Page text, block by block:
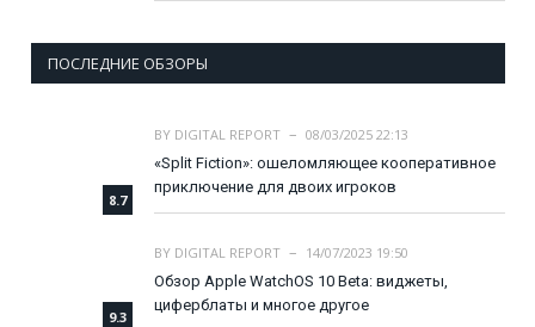
ПОСЛЕДНИЕ ОБЗОРЫ
8.7
BY DIGITAL REPORT
08/03/2025 22:13
«Split Fiction»: ошеломляющее кооперативное
приключение для двоих игроков
9.3
BY DIGITAL REPORT
14/07/2023 19:50
Обзор Apple WatchOS 10 Beta: виджеты,
циферблаты и многое другое